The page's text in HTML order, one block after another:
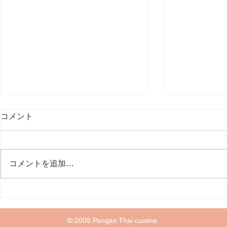
くさデカ 7月出演
〜ふじの
コメント
コメントを追加…
© 2005 Pangan Thai cuisine